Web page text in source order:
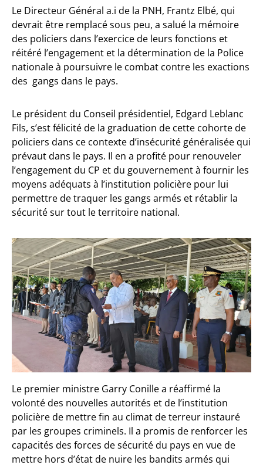
Le Directeur Général a.i de la PNH, Frantz Elbé, qui
devrait être remplacé sous peu, a salué la mémoire
des policiers dans l’exercice de leurs fonctions et
réitéré l’engagement et la détermination de la Police
nationale à poursuivre le combat contre les exactions
des gangs dans le pays.
Le président du Conseil présidentiel, Edgard Leblanc
Fils, s’est félicité de la graduation de cette cohorte de
policiers dans ce contexte d’insécurité généralisée qui
prévaut dans le pays. Il en a profité pour renouveler
l’engagement du CP et du gouvernement à fournir les
moyens adéquats à l’institution policière pour lui
permettre de traquer les gangs armés et rétablir la
sécurité sur tout le territoire national.
Le premier ministre Garry Conille a réaffirmé la
volonté des nouvelles autorités et de l’institution
policière de mettre fin au climat de terreur instauré
par les groupes criminels. Il a promis de renforcer les
capacités des forces de sécurité du pays en vue de
mettre hors d’état de nuire les bandits armés qui